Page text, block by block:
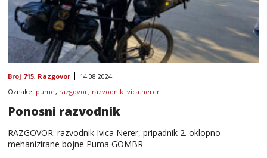
Broj 715, Razgovor
14.08.2024
Oznake: pume, razgovor, razvodnik ivica nerer
Ponosni razvodnik
RAZGOVOR: razvodnik Ivica Nerer, pripadnik 2. oklopno-
mehanizirane bojne Puma GOMBR